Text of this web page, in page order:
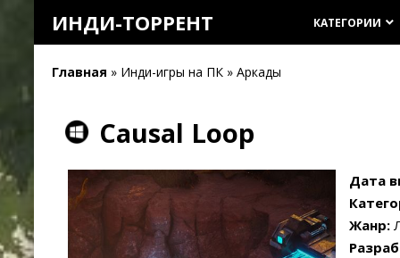
ИНДИ-ТОРРЕНТ КАТЕГОРИИ keyboard_arrow_down
Главная » Инди-игры на ПК » Аркады
Causal Loop
Дата
Жанр: